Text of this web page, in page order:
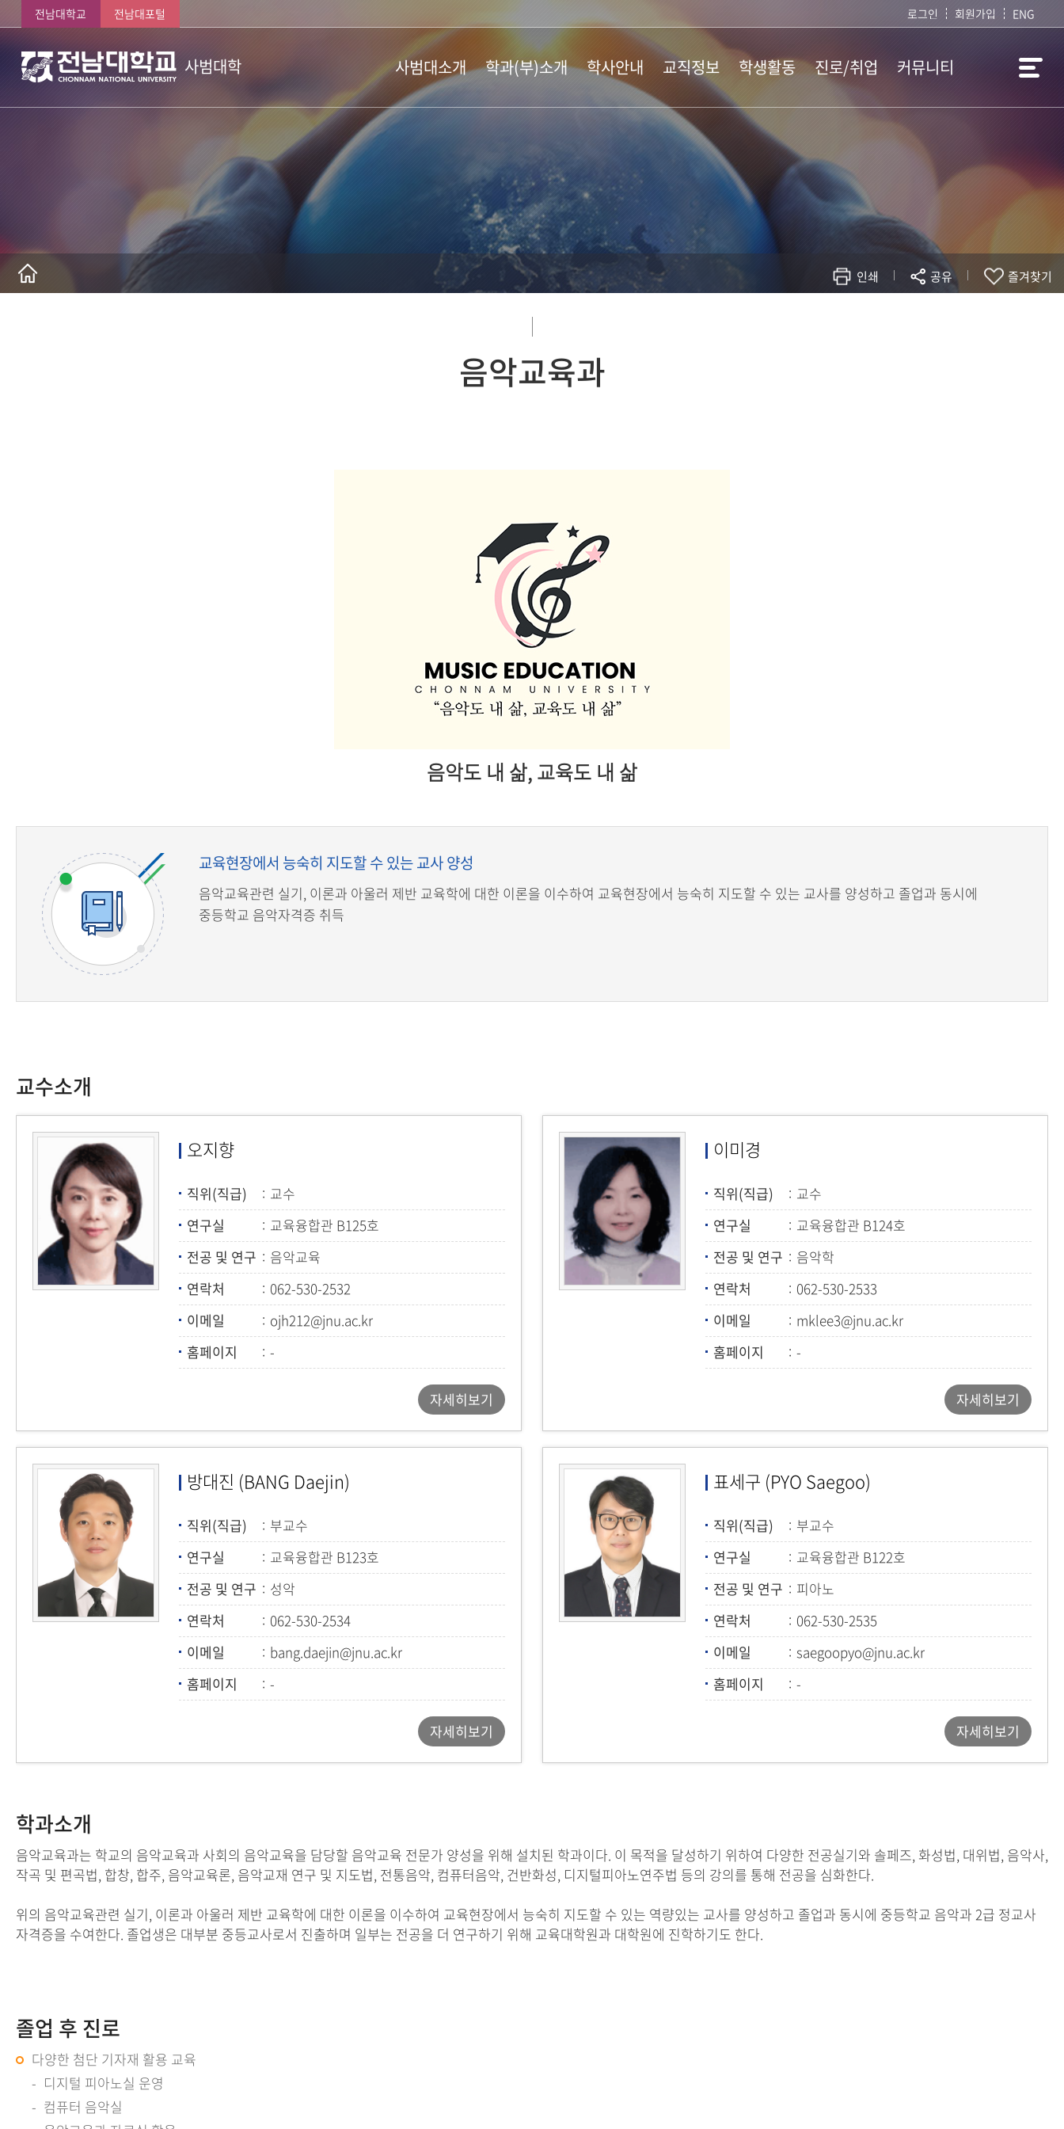
전남대학교 전남대포털 로그인 회원가입 ENG
사범대학 사범대소개
학장인사말
연혁 및 역대학장
오시는 길
학과(부)소개
영어교육과
역사교육과
지리교육과
유아교육과
윤리교육과
특수교육학부
생물교육과
지구과학교육과
학사안내
입학안내
교직정보
교직과정
교육실습
학생활동
학생회 소개
학생회 공지
진로/취업
창의수업 경진대회
커뮤니티
공지사항
서식자료실
자유게시판
사범대학 일정
인쇄 공유 즐겨찾기
음악교육과
음악도 내 삶, 교육도 내 삶
교육현장에서 능숙히 지도할 수 있는 교사 양성
음악교육관련 실기, 이론과 아울러 제반 교육학에 대한 이론을 이수하여 교육현장에서 능숙히 지도할 수 있는 교사를 양성하고 졸업과 동시에
중등학교 음악자격증 취득
교수소개
오지향
직위(직급)
교수
연구실
교육융합관 B125호
전공 및 연구
음악교육
연락처
062-530-2532
이메일
ojh212@jnu.ac.kr
홈페이지
-
자세히보기
이미경
직위(직급)
교수
연구실
교육융합관 B124호
전공 및 연구
음악학
연락처
062-530-2533
이메일
mklee3@jnu.ac.kr
홈페이지
-
자세히보기
방대진 (BANG Daejin)
직위(직급)
부교수
연구실
교육융합관 B123호
전공 및 연구
성악
연락처
062-530-2534
이메일
bang.daejin@jnu.ac.kr
홈페이지
-
자세히보기
표세구 (PYO Saegoo)
직위(직급)
부교수
연구실
교육융합관 B122호
전공 및 연구
피아노
연락처
062-530-2535
이메일
saegoopyo@jnu.ac.kr
홈페이지
-
자세히보기
학과소개
음악교육과는 학교의 음악교육과 사회의 음악교육을 담당할 음악교육 전문가 양성을 위해 설치된 학과이다. 이 목적을 달성하기 위하여 다양한 전공실기와 솔페즈, 화성법, 대위법, 음악사,
작곡 및 편곡법, 합창, 합주, 음악교육론, 음악교재 연구 및 지도법, 전통음악, 컴퓨터음악, 건반화성, 디지털피아노연주법 등의 강의를 통해 전공을 심화한다.
위의 음악교육관련 실기, 이론과 아울러 제반 교육학에 대한 이론을 이수하여 교육현장에서 능숙히 지도할 수 있는 역량있는 교사를 양성하고 졸업과 동시에 중등학교 음악과 2급 정교사
자격증을 수여한다. 졸업생은 대부분 중등교사로서 진출하며 일부는 전공을 더 연구하기 위해 교육대학원과 대학원에 진학하기도 한다.
졸업 후 진로
다양한 첨단 기자재 활용 교육
디지털 피아노실 운영
컴퓨터 음악실